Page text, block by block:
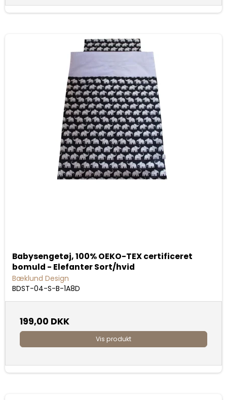
Babysengetøj, 100% OEKO-TEX certificeret
bomuld - Elefanter Sort/hvid
Bæklund Design
BDST-04-S-B-1A8D
199,00 DKK
Vis produkt